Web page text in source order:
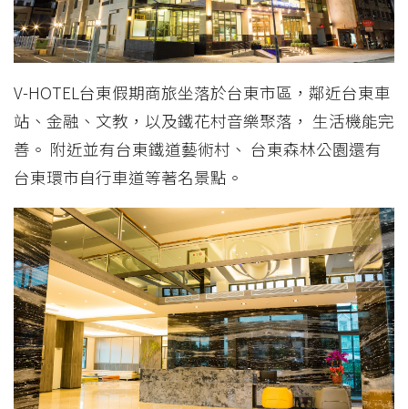
V-HOTEL台東假期商旅坐落於台東市區，鄰近台東車
站、金融、文教，以及鐵花村音樂聚落， 生活機能完
善。 附近並有台東鐵道藝術村、 台東森林公園還有
台東環市自行車道等著名景點。